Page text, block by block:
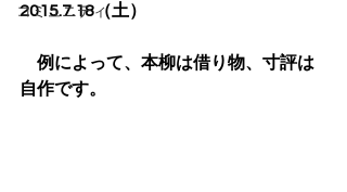
コミュニティ
2015.7.18（土）
例によって、本柳は借り物、寸評は
自作です。